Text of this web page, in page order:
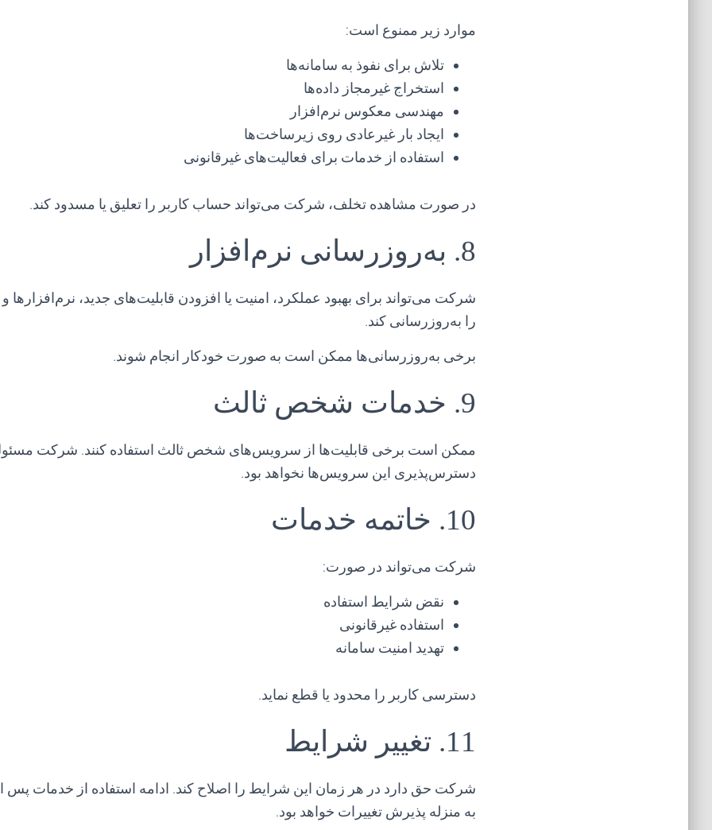
موارد زیر ممنوع است:
تلاش برای نفوذ به سامانه‌ها
استخراج غیرمجاز داده‌ها
مهندسی معکوس نرم‌افزار
ایجاد بار غیرعادی روی زیرساخت‌ها
استفاده از خدمات برای فعالیت‌های غیرقانونی
در صورت مشاهده تخلف، شرکت می‌تواند حساب کاربر را تعلیق یا مسدود کند.
8. به‌روزرسانی نرم‌افزار
را به‌روزرسانی کند.
برخی به‌روزرسانی‌ها ممکن است به صورت خودکار انجام شوند.
9. خدمات شخص ثالث
ممکن است برخی قابلیت‌ها از سرویس‌های شخص ثالث استفاده کنند. شرکت مسئول
دسترس‌پذیری این سرویس‌ها نخواهد بود.
10. خاتمه خدمات
شرکت می‌تواند در صورت:
نقض شرایط استفاده
استفاده غیرقانونی
تهدید امنیت سامانه
دسترسی کاربر را محدود یا قطع نماید.
11. تغییر شرایط
شرکت حق دارد در هر زمان این شرایط را اصلاح کند. ادامه استفاده از خدمات پس
به منزله پذیرش تغییرات خواهد بود.